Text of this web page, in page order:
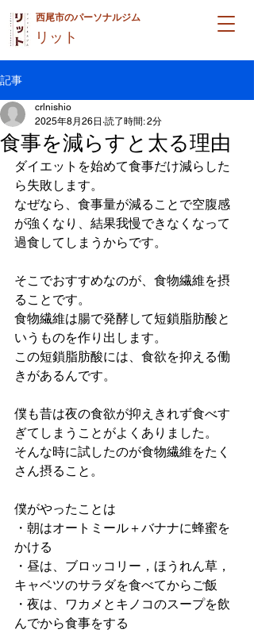
西尾市のパーソナルジム
リット
記事
食事を減らすと太る理由
crlnishio
2025年8月26日 読了時間: 2分
ダイエットを始めて食事だけ減らした
ら失敗します。
なぜなら、食事量が減ることで空腹感
が強くなり、結果我慢できなくなって
過食してしまうからです。
そこでおすすめなのが、食物繊維を摂
ることです。
食物繊維は腸で発酵して短鎖脂肪酸と
いうものを作り出します。
この短鎖脂肪酸には、食欲を抑える働
きがあるんです。
僕も昔は夜の食欲が抑えきれず食べす
ぎてしまうことがよくありました。
そんな時に試したのが食物繊維をたく
さん摂ること。
僕がやったことは
・朝はオートミール＋バナナに蜂蜜を
かける
・昼は、ブロッコリー，ほうれん草，
キャベツのサラダを食べてからご飯
・夜は、ワカメとキノコのスープを飲
んでから食事をする